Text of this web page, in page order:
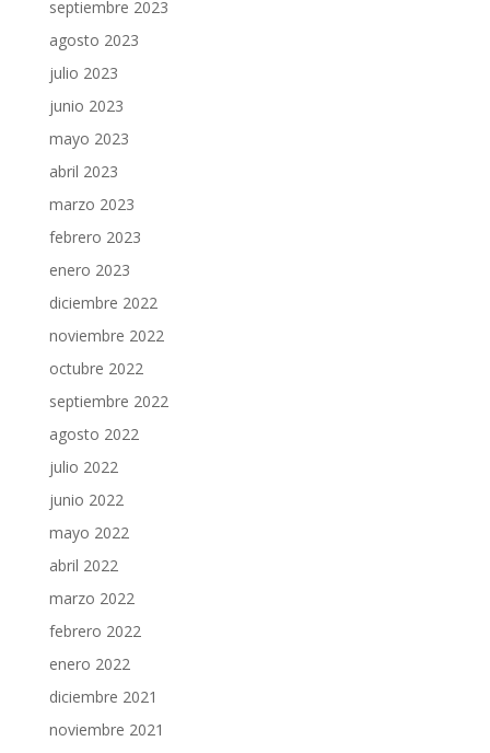
septiembre 2023
agosto 2023
julio 2023
junio 2023
mayo 2023
abril 2023
marzo 2023
febrero 2023
enero 2023
diciembre 2022
noviembre 2022
octubre 2022
septiembre 2022
agosto 2022
julio 2022
junio 2022
mayo 2022
abril 2022
marzo 2022
febrero 2022
enero 2022
diciembre 2021
noviembre 2021